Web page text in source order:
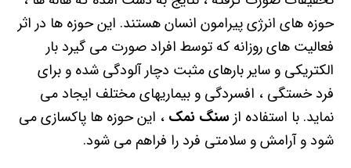
حوزه های انرژی پیرامون انسان هستند. این حوزه ها در اثر
فعالیت های روزانه که توسط افراد صورت می گیرد بار
الکتریکی و سایر بارهای مثبت دچار آلودگی شده و برای
فرد خستگی ، افسردگی و بیماریهای مختلف ایجاد می
نماید. با استفاده از سنگ نمک ، این حوزه ها پاکسازی می
شود و آرامش و سلامتی فرد را فراهم می‌ شود.